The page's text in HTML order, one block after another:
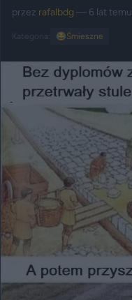
przez rafalbdg — 6 lat temu
Kategoria: 😂Śmieszne